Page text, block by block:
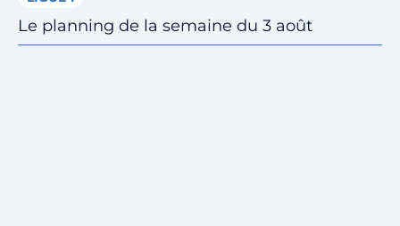
Le planning de la semaine du 3 août